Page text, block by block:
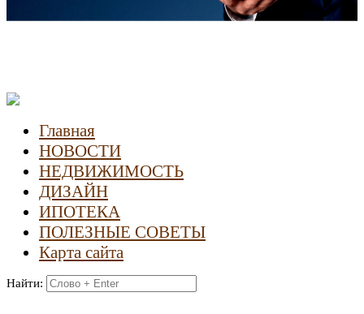
Главная
НОВОСТИ
НЕДВИЖИМОСТЬ
ДИЗАЙН
ИПОТЕКА
ПОЛЕЗНЫЕ СОВЕТЫ
Карта сайта
Найти: